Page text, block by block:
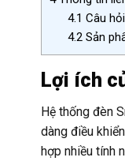
4.1 Câu
4.2Sản
Lợi ích
Hệ thống đèn
dàng điều
hợp nhiều tính